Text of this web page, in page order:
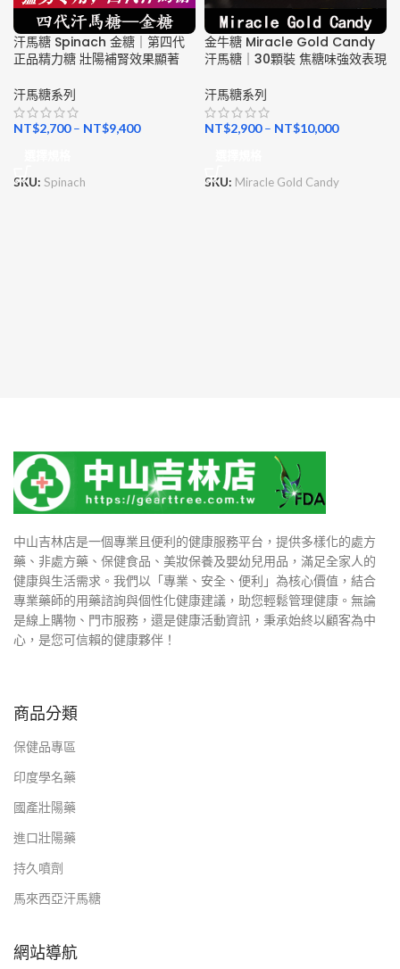
汗馬糖 Spinach 金糖｜第四代
正品精力糖 壯陽補腎效果顯著
汗馬糖系列
NT$2,700– NT$9,400
SKU: Spinach
金牛糖 Miracle Gold Candy
汗馬糖｜30顆裝 焦糖味強效表現
汗馬糖系列
NT$2,900– NT$10,000
SKU: Miracle Gold Candy
中山吉林店是一個專業且便利的健康服務平台，提供多樣化的處方
藥、非處方藥、保健食品、美妝保養及嬰幼兒用品，滿足全家人的
健康與生活需求。我們以「專業、安全、便利」為核心價值，結合
專業藥師的用藥諮詢與個性化健康建議，助您輕鬆管理健康。無論
是線上購物、門市服務，還是健康活動資訊，秉承始終以顧客為中
心，是您可信賴的健康夥伴！
商品分類
保健品專區
印度學名藥
國產壯陽藥
進口壯陽藥
持久噴劑
馬來西亞汗馬糖
網站導航